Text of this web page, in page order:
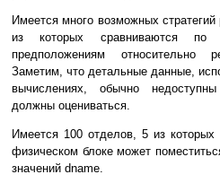
Имеется много возможных
из которых сравниваются
предположениям относительно
Заметим, что детальные данные,
вычислениях, обычно
должны оцениваться.
Имеется 100 отделов, 5 из
физическом блоке может
значений dname.